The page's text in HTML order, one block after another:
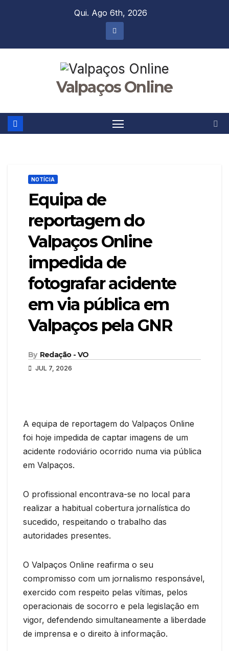
Qui. Ago 6th, 2026
Valpaços Online
NOTÍCIA
Equipa de
reportagem do
Valpaços Online
impedida de
fotografar acidente
em via pública em
Valpaços pela GNR
By Redação - VO
JUL 7, 2026
A equipa de reportagem do Valpaços Online
foi hoje impedida de captar imagens de um
acidente rodoviário ocorrido numa via pública
em Valpaços.
O profissional encontrava-se no local para
realizar a habitual cobertura jornalística do
sucedido, respeitando o trabalho das
autoridades presentes.
O Valpaços Online reafirma o seu
compromisso com um jornalismo responsável,
exercido com respeito pelas vítimas, pelos
operacionais de socorro e pela legislação em
vigor, defendendo simultaneamente a liberdade
de imprensa e o direito à informação.